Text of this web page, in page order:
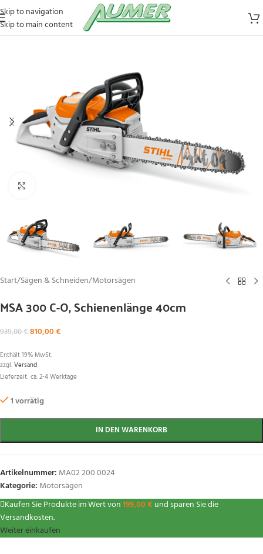
Skip to navigation
Skip to main content
Start/Sägen & Schneiden/Motorsägen
MSA 300 C-O, Schienenlänge 40cm
939,00€810,00€
Enthält 19% MwSt.
zzgl.Versand
Lieferzeit: ca. 2-4 Werktage
1 vorrätig
IN DEN WARENKORB
Artikelnummer: MA02 200 0024
Kategorie: Motorsägen
Kaufen Sie Produkte im Wert von199,00€ und sparen Sie die
Versandkosten.
Weiter einkaufen